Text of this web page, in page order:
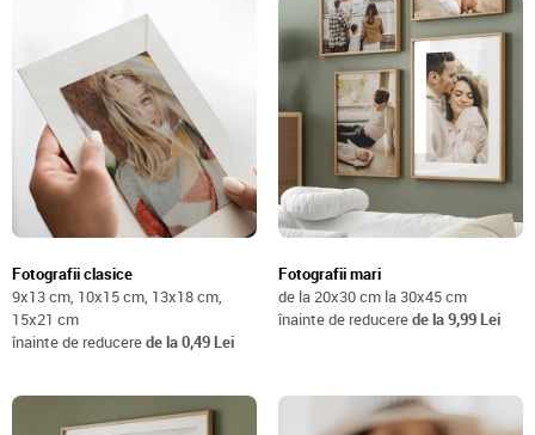
Fotografii clasice
9x13 cm, 10x15 cm, 13x18 cm,
15x21 cm
înainte de reducerede la 0,49 Lei
Fotografii mari
de la 20x30 cm la 30x45 cm
înainte de reducerede la 9,99 Lei